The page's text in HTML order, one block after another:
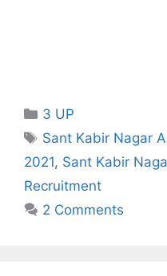
Categories
3 UP
Tags
Sant Kabir Nagar
2021, Sant Kabir
Recruitment
2 Comments